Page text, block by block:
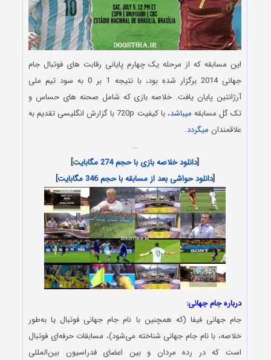
این مسابقه که از مرحله یک چهارم پایانی رقابت های فوتبال جام
جهانی 2014 برگزار شده بود، با نتیجه 1 بر 0 به سود تیم ملی
آرژانتین پایان یافت. خلاصه بازی که شامل صحنه های حساس و
تک گل مسابقه میباشد
، با کیفیت 720p با گزارش انگلیسی تقدیم به
علاقمندان میگردد.
…
[دانلود خلاصه بازی با حجم 274 مگابایت
]
[دانلود حواشی بعد از مسابقه با حجم 346 مگابایت ]
درباره جام جهانی:
جام جهانی فیفا (که همچنین با نام جام جهانی فوتبال یا به‌طور
خلاصه، با نام جام جهانی شناخته می‌شود)، مسابقات حرفه‌ای فوتبال
است که در رده مردان و بین اعضای فدراسیون بین‌المللی